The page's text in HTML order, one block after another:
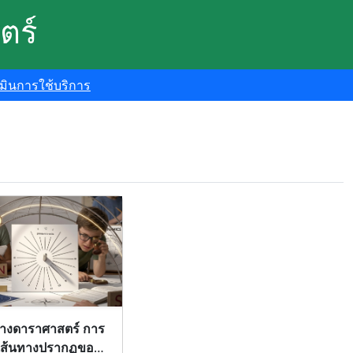
ร์
นการใช้บริการ
งดาราศาสตร์ การ
ส้นทางปรากฏของ